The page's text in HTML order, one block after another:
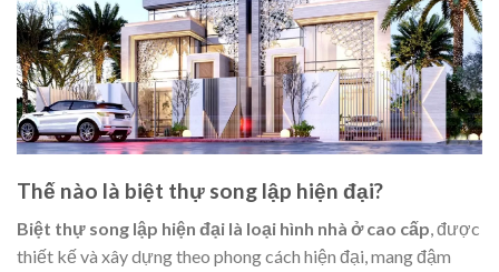
Thế nào là biệt thự song lập hiện đại?
Biệt thự song lập hiện đại là loại hình nhà ở cao cấp, được
thiết kế và xây dựng theo phong cách hiện đại, mang đậm